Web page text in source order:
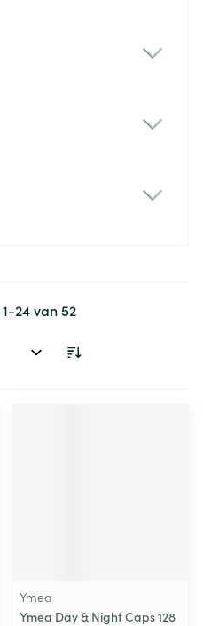
1-24van52
Ymea
Ymea Day & Night Caps 128